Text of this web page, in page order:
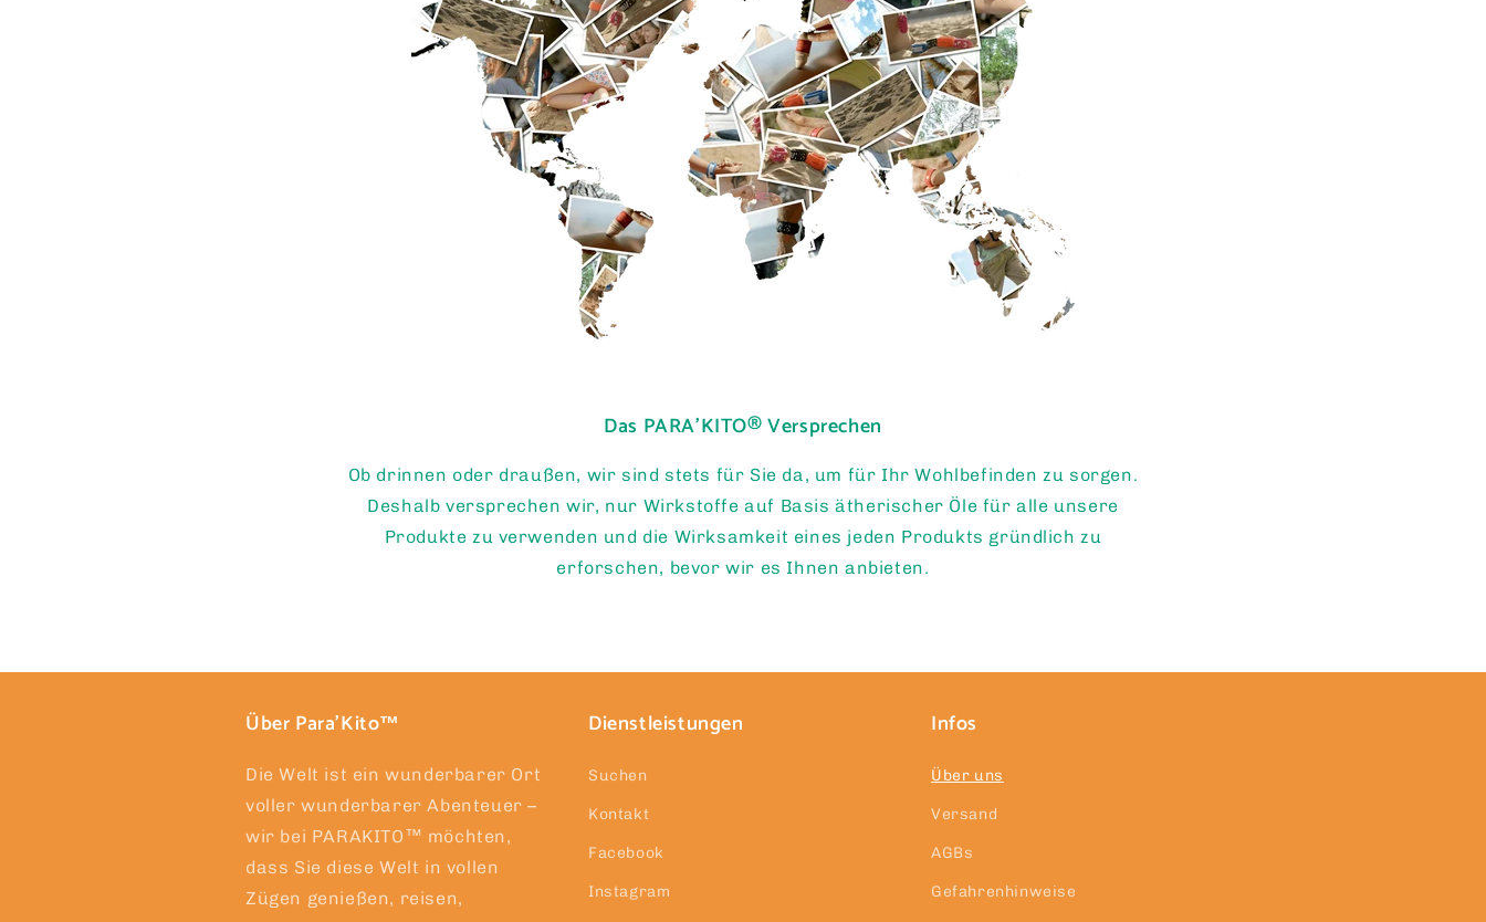
Das PARA’KITO® Versprechen
Ob drinnen oder draußen, wir sind stets für Sie da, um für Ihr Wohlbefinden zu sorgen.
Deshalb versprechen wir, nur Wirkstoffe auf Basis ätherischer Öle für alle unsere
Produkte zu verwenden und die Wirksamkeit eines jeden Produkts gründlich zu
erforschen, bevor wir es Ihnen anbieten.
Über Para'Kito™
Die Welt ist ein wunderbarer Ort
voller wunderbarer Abenteuer –
wir bei PARAKITO™ möchten,
dass Sie diese Welt in vollen
Zügen genießen, reisen,
Dienstleistungen
Suchen
Kontakt
Facebook
Instagram
Infos
Über uns
Versand
AGBs
Gefahrenhinweise